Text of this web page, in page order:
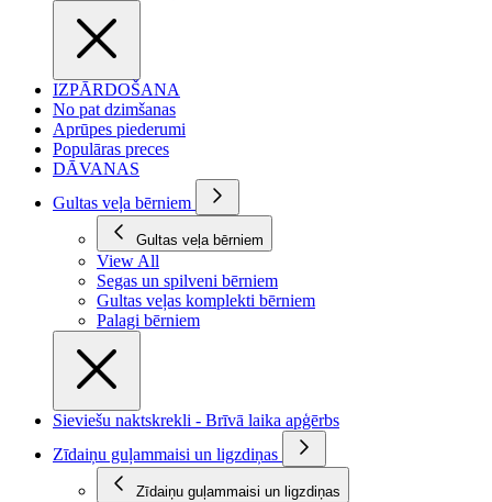
IZPĀRDOŠANA
No pat dzimšanas
Aprūpes piederumi
Populāras preces
DĀVANAS
Gultas veļa bērniem
Gultas veļa bērniem
View All
Segas un spilveni bērniem
Gultas veļas komplekti bērniem
Palagi bērniem
Sieviešu naktskrekli - Brīvā laika apģērbs
Zīdaiņu guļammaisi un ligzdiņas
Zīdaiņu guļammaisi un ligzdiņas